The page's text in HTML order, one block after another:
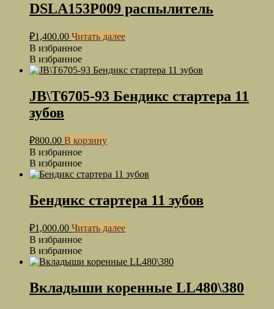
DSLA153P009 распылитель
₽1,400.00 Читать далее
В избранное
В избранное
JB\T6705-93 Бендикс стартера 11
зубов
₽800.00 В корзину
В избранное
В избранное
Бендикс стартера 11 зубов
₽1,000.00 Читать далее
В избранное
В избранное
Вкладыши коренные LL480\380